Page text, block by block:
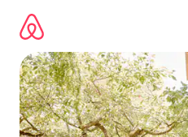
direct
naar
inhoud